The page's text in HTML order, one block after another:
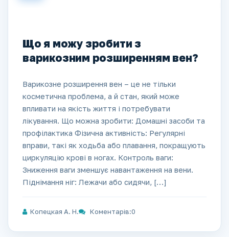
Що я можу зробити з
варикозним розширенням вен?
Варикозне розширення вен – це не тільки
косметична проблема, а й стан, який може
впливати на якість життя і потребувати
лікування. Що можна зробити: Домашні засоби та
профілактика Фізична активність: Регулярні
вправи, такі як ходьба або плавання, покращують
циркуляцію крові в ногах. Контроль ваги:
Зниження ваги зменшує навантаження на вени.
Піднімання ніг: Лежачи або сидячи, […]
Копецкая А. Н. Коментарів:0